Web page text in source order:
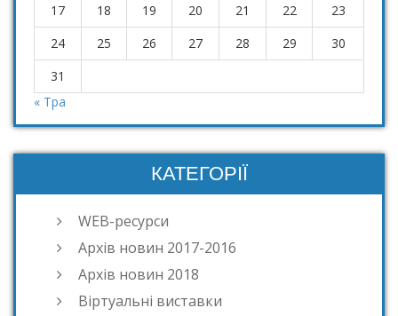
17
18 19 20 21 22
23
24
25 26 27 28 29
30
31
« Тра
КАТЕГОРІЇ
WEB-ресурси
Архів новин 2017-2016
Архів новин 2018
Віртуальні виставки